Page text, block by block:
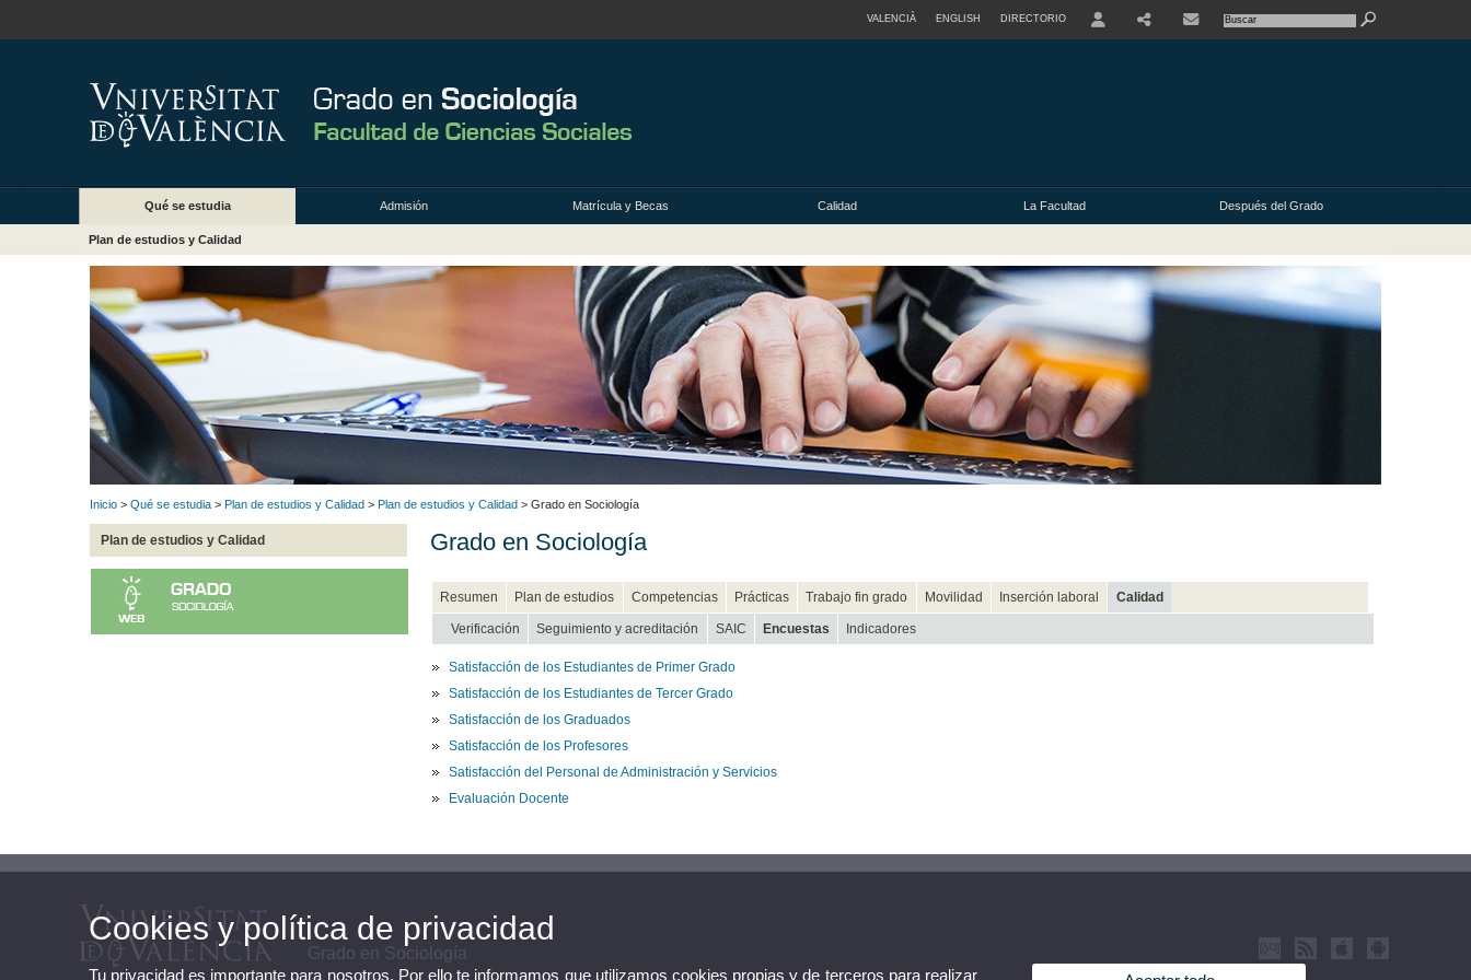
VALENCIÀ ENGLISH DIRECTORIO
Qué se estudia Admisión Matrícula y Becas Calidad La Facultad Después del Grado
Plan de estudios y Calidad
Inicio > Qué se estudia > Plan de estudios y Calidad > Plan de estudios y Calidad > Grado en Sociología
Plan de estudios y Calidad Grado en Sociología
Resumen Plan de estudios Competencias Prácticas Trabajo fin grado Movilidad Inserción laboral Calidad
Verificación Seguimiento y acreditación SAIC Encuestas Indicadores
Satisfacción de los Estudiantes de Primer Grado
Satisfacción de los Estudiantes de Tercer Grado
Satisfacción de los Graduados
Satisfacción de los Profesores
Satisfacción del Personal de Administración y Servicios
Evaluación Docente
Grado en Sociología
Cookies y política de privacidad
Tu privacidad es importante para nosotros. Por ello te informamos que utilizamos cookies propias y de terceros para realizar